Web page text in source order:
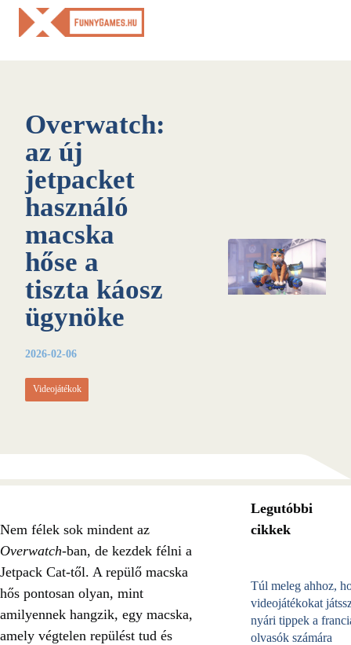
Skip
Overwatch:
az új
jetpacket
használó
macska
hőse a
tiszta káosz
ügynöke
2026-02-06
Videojátékok
Nem félek sok mindent az
Overwatch-ban, de kezdek félni a
Jetpack Cat-től. A repülő macska
hős pontosan olyan, mint
amilyennek hangzik, egy macska,
amely végtelen repülést tud és
Legutóbbi
cikkek
Túl meleg ahhoz,
videojátékokat
nyári tippek a
olvasók számára